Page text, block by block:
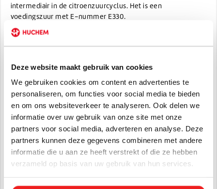
Deze website maakt gebruik van cookies
We gebruiken cookies om content en advertenties te
personaliseren, om functies voor social media te bieden
en om ons websiteverkeer te analyseren. Ook delen we
informatie over uw gebruik van onze site met onze
partners voor social media, adverteren en analyse. Deze
partners kunnen deze gegevens combineren met andere
informatie die u aan ze heeft verstrekt of die ze hebben
verzameld op basis van uw gebruik van hun services.
intermediair in de citroenzuurcyclus. Het is een
voedingszuur met E-nummer E330.
Zouten en esters van citroenzuur worden citraten genoemd.
Citroenzuur wordt onder andere gebruikt:
om levensmiddelen op de juiste zuurtegraad te brengen
(zuurteregelaar)
om cosmetica op de juiste zuurtegraad te brengen
als hulpmiddel bij het etsen van metalen
als schoonmaakmiddel om kalkaanslag en aanslag
van algen (bijvoorbeeld op warmtewisselaars) te